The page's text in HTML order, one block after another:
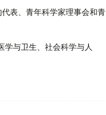
表、青年科学家理事会和青
学与卫生、社会科学与人